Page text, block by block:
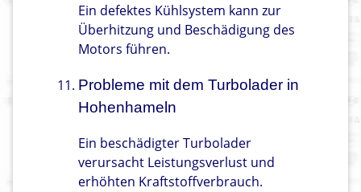
Ein defektes Kühlsystem kann zur
Überhitzung und Beschädigung des
Motors führen.
Probleme mit dem Turbolader in
Hohenhameln
Ein beschädigter Turbolader
verursacht Leistungsverlust und
erhöhten Kraftstoffverbrauch.